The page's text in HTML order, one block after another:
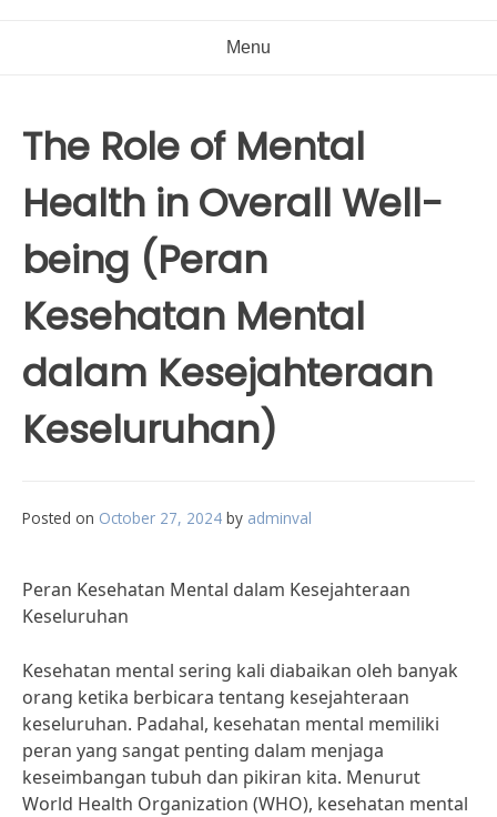
Menu
The Role of Mental
Health in Overall Well-
being (Peran
Kesehatan Mental
dalam Kesejahteraan
Keseluruhan)
Posted on October 27, 2024 by adminval
Peran Kesehatan Mental dalam Kesejahteraan
Keseluruhan
Kesehatan mental sering kali diabaikan oleh banyak
orang ketika berbicara tentang kesejahteraan
keseluruhan. Padahal, kesehatan mental memiliki
peran yang sangat penting dalam menjaga
keseimbangan tubuh dan pikiran kita. Menurut
World Health Organization (WHO), kesehatan mental